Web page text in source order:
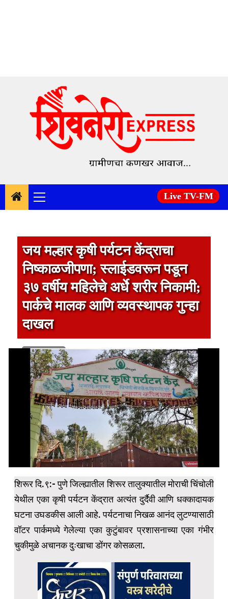
content
Primary
Menu
Live TV-FM
जय मल्हार कृषी पर्यटन केंद्राचा
निष्काळजीपणा; स्लाईडवरून पडून
३७ वर्षीय महिलेचे अर्धे शरीर निकामी;
पार्कचे मालक आणि व्यवस्थापक गुन्हा
दाखल
1 min read
शिरूर दि.९:- पुणे जिल्ह्यातील शिरूर तालुक्यातील मोराची चिंचोली
येथील एका कृषी पर्यटन केंद्रात अत्यंत दुर्दैवी आणि धक्कादायक
घटना उघडकीस आली आहे. पर्यटनाचा निखळ आनंद लुटण्यासाठी
वॉटर पार्कमध्ये गेलेल्या एका कुटुंबावर प्रशासनाच्या एका गंभीर
चुकीमुळे अचानक दुःखाचा डोंगर कोसळला.